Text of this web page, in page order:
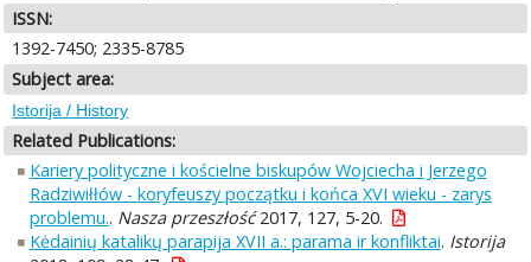
ISSN:
1392-7450; 2335-8785
Subject area:
Istorija / History
Related Publications:
Kariery polityczne i kościelne biskupów Wojciecha i Jerzego
Radziwiłłów - koryfeuszy początku i końca XVI wieku - zarys
problemu.. Nasza przeszłość2017, 127, 5-20.
Kėdainių katalikų parapija XVII a.: parama ir konfliktai. Istorija